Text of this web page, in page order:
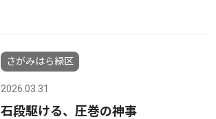
さがみはら緑区
2026.03.31
石段駆ける、圧巻の神事